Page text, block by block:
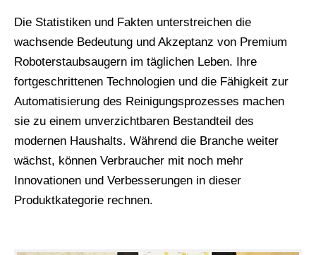
Die Statistiken und Fakten unterstreichen die
wachsende Bedeutung und Akzeptanz von Premium
Roboterstaubsaugern im täglichen Leben. Ihre
fortgeschrittenen Technologien und die Fähigkeit zur
Automatisierung des Reinigungsprozesses machen
sie zu einem unverzichtbaren Bestandteil des
modernen Haushalts. Während die Branche weiter
wächst, können Verbraucher mit noch mehr
Innovationen und Verbesserungen in dieser
Produktkategorie rechnen.